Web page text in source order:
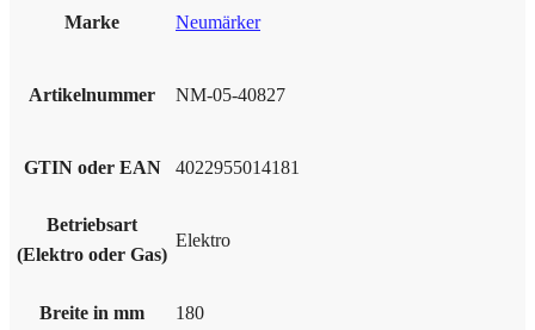
Marke Neumärker
Artikelnummer NM-05-40827
GTIN oder EAN 4022955014181
Betriebsart
(Elektro oder Gas)
Elektro
Breite in mm 180